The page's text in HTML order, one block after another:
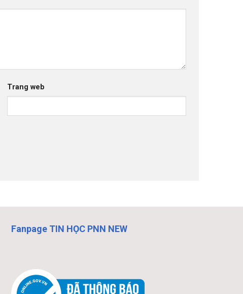
Trang web
Fanpage TIN HỌC PNN NEW